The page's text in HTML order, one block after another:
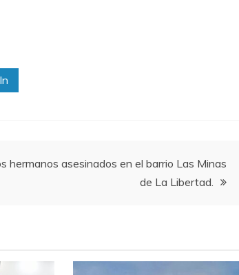
hermanos asesinados en el barrio Las Minas
de La Libertad.